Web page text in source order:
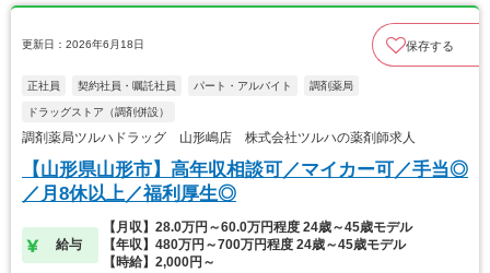
更新日：2026年6月18日 保存する
正社員 契約社員・嘱託社員 パート・アルバイト 調剤薬局
ドラッグストア（調剤併設）
調剤薬局ツルハドラッグ 山形嶋店 株式会社ツルハの薬剤師求人
【山形県山形市】高年収相談可／マイカー可／手当◎
／月8休以上／福利厚生◎
給与
【月収】28.0万円～60.0万円程度 24歳～45歳モデル
【年収】480万円～700万円程度 24歳～45歳モデル
【時給】2,000円～